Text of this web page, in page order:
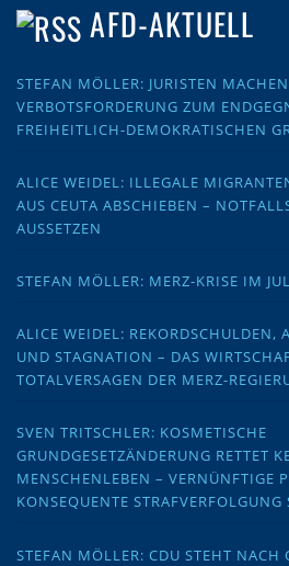
AFD-AKTUELL
STEFAN MÖLLER: JURISTEN
VERBOTSFORDERUNG ZUM
FREIHEITLICH-DEMOKRATISCHEN
ALICE WEIDEL: ILLEGALE
AUS CEUTA ABSCHIEBEN –
AUSSETZEN
STEFAN MÖLLER: MERZ-KRISE IM
ALICE WEIDEL: REKORDSCHULDEN,
UND STAGNATION – DAS
TOTALVERSAGEN DER MERZ-
SVEN TRITSCHLER: KOSMETISCHE
GRUNDGESETZÄNDERUNG RETTET
MENSCHENLEBEN – VERNÜNFTIGE
KONSEQUENTE STRAFVERFOLGUNG
STEFAN MÖLLER: CDU STEHT NACH